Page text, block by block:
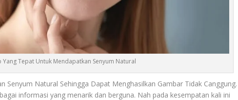
Tepat Untuk Mendapatkan Senyum Natural
Senyum Natural Sehingga Dapat Menghasilkan Gambar Tidak Canggung.
informasi yang menarik dan berguna. Nah pada kesempatan kali ini